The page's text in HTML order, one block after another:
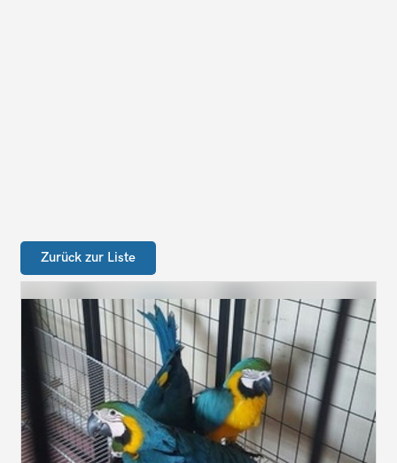
Zurück zur Liste